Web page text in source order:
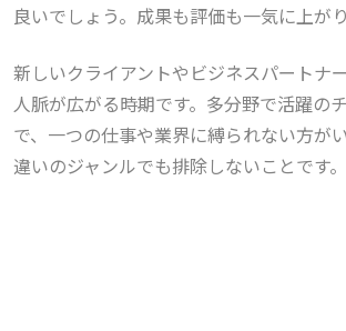
良いでしょう。成果も評価も一気に上がり
新しいクライアントやビジネスパートナ
人脈が広がる時期です。多分野で活躍の
で、一つの仕事や業界に縛られない方が
違いのジャンルでも排除しないことです。